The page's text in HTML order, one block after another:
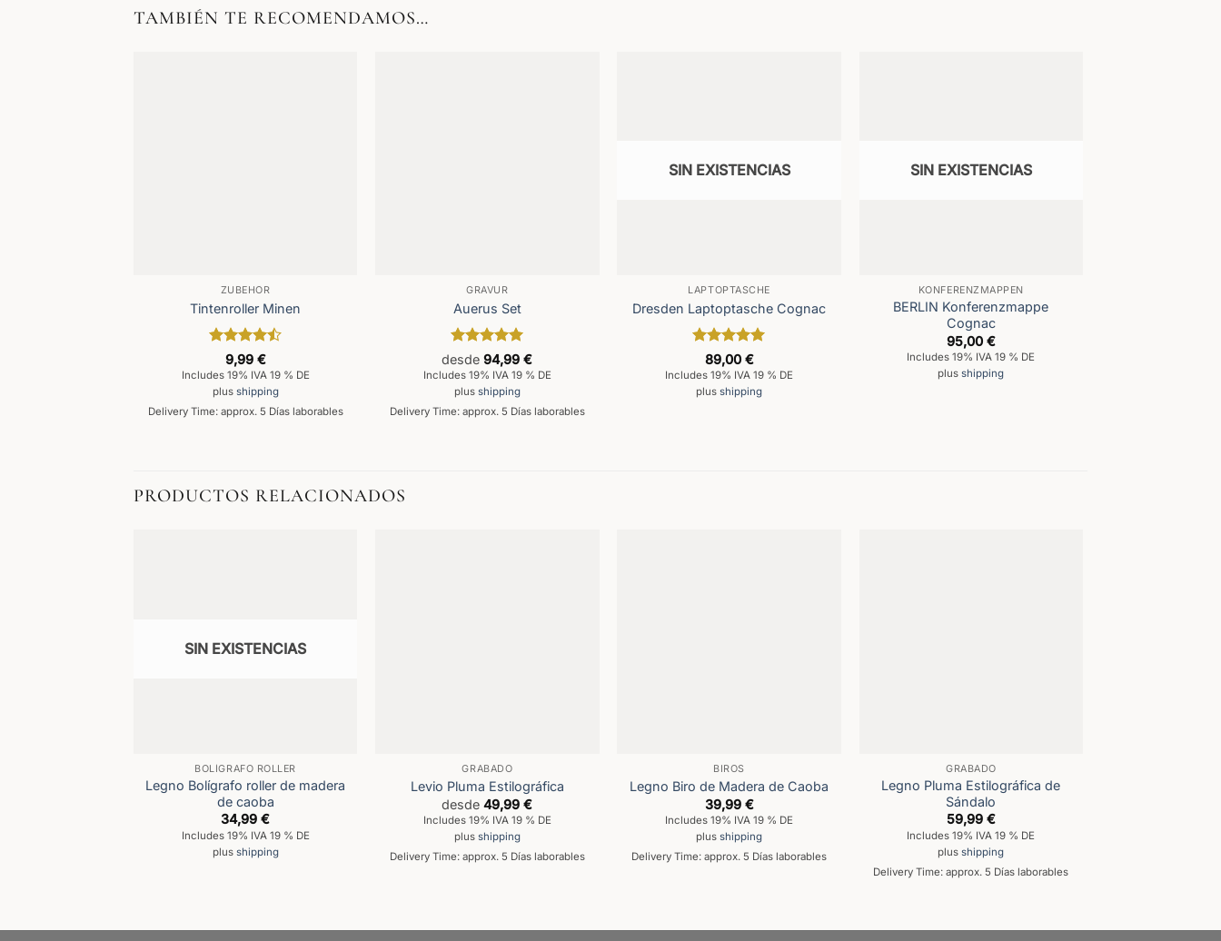
TAMBIÉN TE RECOMENDAMOS…
ZUBEHÖR
Tintenroller Minen
Valorado
con4.5
de 5
9,99 €
Includes 19% IVA 19 % DE
plus shipping
Delivery Time: approx. 5 Días laborables
GRAVUR
Auerus Set
Valorado
con5de 5
desde94,99€
Includes 19% IVA 19 % DE
plus shipping
Delivery Time: approx. 5 Días laborables
SIN EXISTENCIAS
LAPTOPTASCHE
Dresden Laptoptasche Cognac
Valorado
con5de 5
89,00 €
Includes 19% IVA 19 % DE
plusshipping
SIN EXISTENCIAS
KONFERENZMAPPEN
BERLIN Konferenzmappe
Cognac
95,00 €
Includes 19% IVA 19 % DE
plusshipping
PRODUCTOS RELACIONADOS
SIN EXISTENCIAS
BOLÍGRAFO ROLLER
Legno Bolígrafo roller de madera
de caoba
34,99€
Includes 19% IVA 19 % DE
plus shipping
GRABADO
Levio Pluma Estilográfica
desde49,99€
Includes 19% IVA 19 % DE
plus shipping
Delivery Time: approx. 5 Días laborables
BIROS
Legno Biro de Madera de Caoba
39,99 €
Includes 19% IVA 19 % DE
plusshipping
Delivery Time: approx. 5 Días laborables
GRABADO
Legno Pluma Estilográfica de
Sándalo
59,99 €
Includes 19% IVA 19 % DE
plusshipping
Delivery Time: approx. 5 Días laborables